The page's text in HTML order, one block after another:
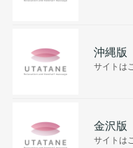
沖縄版
サイトは
金沢版
サイトは